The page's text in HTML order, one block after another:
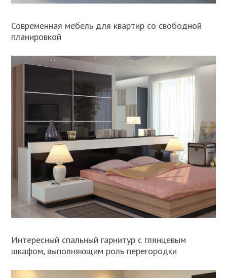
Современная мебель для квартир со свободной
планировкой
Интересный спальный гарнитур с глянцевым
шкафом, выполняющим роль перегородки